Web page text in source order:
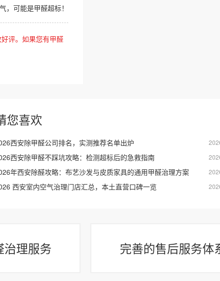
，可能是甲醛超标！
评。如果您有甲醛
您喜欢
西安除甲醛公司排名，实测推荐名单出炉
西安除甲醛不踩坑攻略：检测超标后的急救指南
年西安除醛攻略：布艺沙发与皮质家具的通用甲醛治理方案
西安室内空气治理门店汇总，本土直营口碑一览
理服务 完善的售后服务体